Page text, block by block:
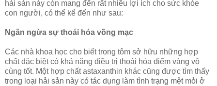
hải sản này còn mang đến rất nhiều lợi ích cho sức khỏe
con người, có thể kể đến như sau:
Ngăn ngừa sự thoái hóa võng mạc
Các nhà khoa học cho biết trong tôm sở hữu những hợp
chất đặc biệt có khả năng điều trị thoái hóa điểm vàng vô
cùng tốt. Một hợp chất astaxanthin khác cũng được tìm thấy
trong loại hải sản này có tác dụng làm tình trạng mệt mỏi ở